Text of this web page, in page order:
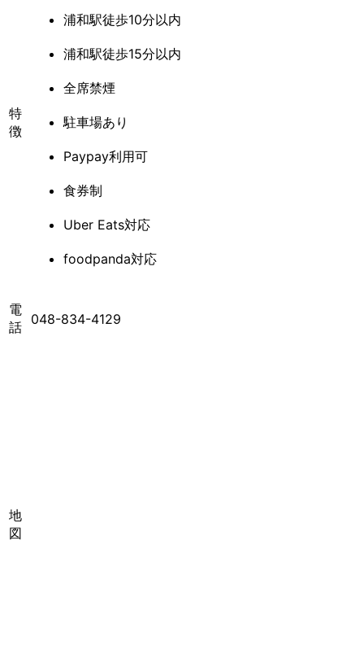
特
徴
浦和駅徒歩10分以内
浦和駅徒歩15分以内
全席禁煙
駐車場あり
Paypay利用可
食券制
Uber Eats対応
foodpanda対応
電
話 048-834-4129
地
図